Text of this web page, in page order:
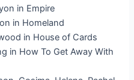
in Empire
in Homeland
in House of Cards
in How To Get Away With